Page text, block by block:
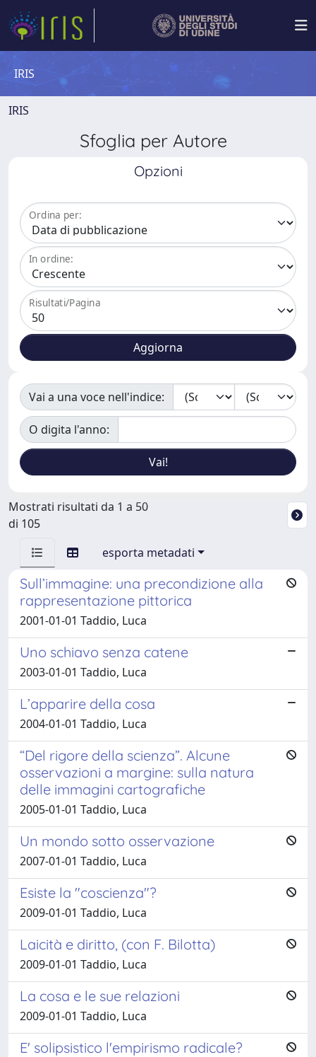
IRIS
IRIS
Sfoglia per Autore
Opzioni
Ordina per:
In ordine:
Risultati/Pagina
Vai a una voce nell'indice:
O digita l'anno:
Mostrati risultati da 1 a 50
di 105
esporta metadati
Sull’immagine: una precondizione alla
rappresentazione pittorica
2001-01-01 Taddio, Luca
Uno schiavo senza catene
2003-01-01 Taddio, Luca
L’apparire della cosa
2004-01-01 Taddio, Luca
“Del rigore della scienza”. Alcune
osservazioni a margine: sulla natura
delle immagini cartografiche
2005-01-01 Taddio, Luca
Un mondo sotto osservazione
2007-01-01 Taddio, Luca
Esiste la "coscienza"?
2009-01-01 Taddio, Luca
Laicità e diritto, (con F. Bilotta)
2009-01-01 Taddio, Luca
La cosa e le sue relazioni
2009-01-01 Taddio, Luca
E' solipsistico l'empirismo radicale?